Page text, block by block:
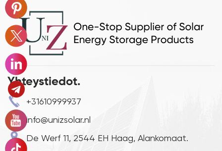
Yhteystiedot.
+31610999937
info@unizsolar.nl
De Werf 11, 2544 EH Haag, Alankomaat.